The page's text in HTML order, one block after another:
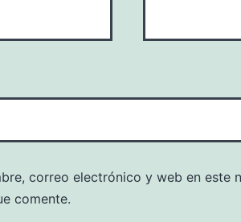
correo electrónico y web en este
comente.